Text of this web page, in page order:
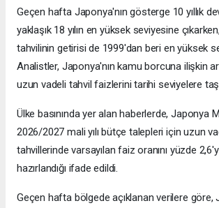
Geçen hafta Japonya'nın gösterge 10 yıllık
yaklaşık 18 yılın en yüksek seviyesine
tahvilinin getirisi de 1999'dan beri en yüksek
Analistler, Japonya'nın kamu borcuna ilişkin
uzun vadeli tahvil faizlerini tarihi seviyelere
Ülke basınında yer alan haberlerde, Japonya
2026/2027 mali yılı bütçe talepleri için uzun
tahvillerinde varsayılan faiz oranını yüzde
hazırlandığı ifade edildi.
Geçen hafta bölgede açıklanan verilere göre,